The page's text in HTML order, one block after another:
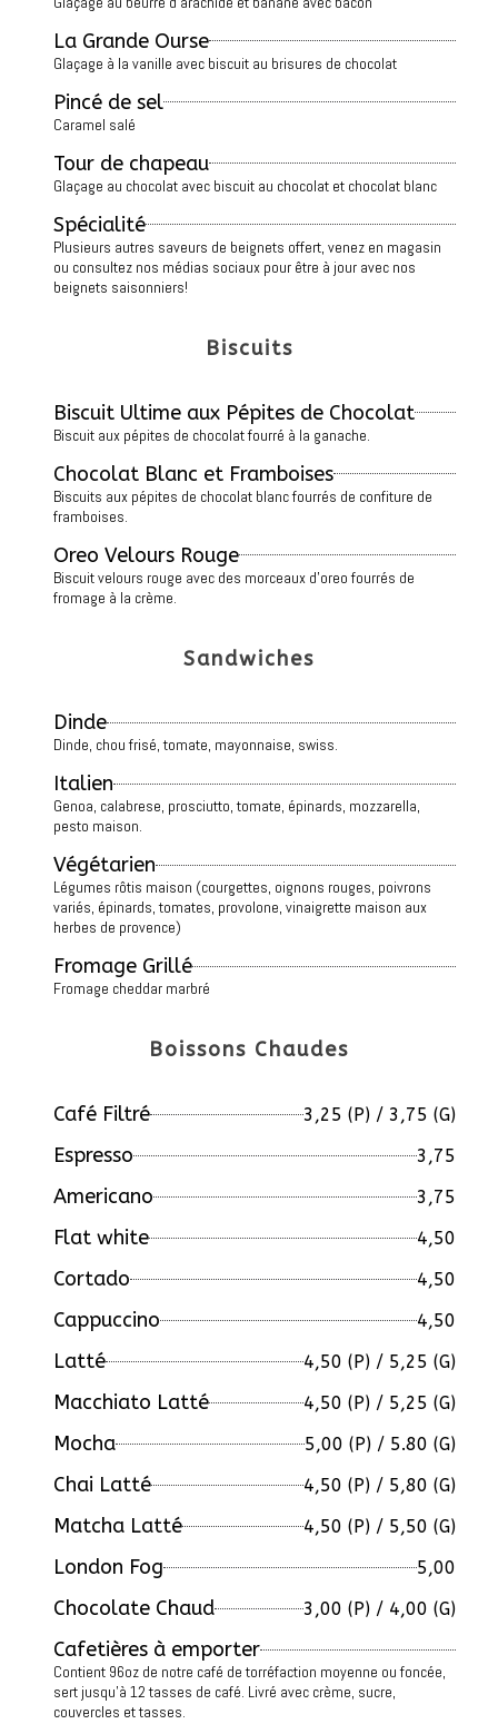
La Grande Ourse
Glaçage à la vanille avec biscuit au brisures de chocolat
Pincé de sel
Caramel salé
Tour de chapeau
Glaçage au chocolat avec biscuit au chocolat et chocolat blanc
Spécialité
Plusieurs autres saveurs de beignets offert, venez en magasin
ou consultez nos médias sociaux pour être à jour avec nos
beignets saisonniers!
Biscuits
Biscuit Ultime aux Pépites de Chocolat
Biscuit aux pépites de chocolat fourré à la ganache.
Chocolat Blanc et Framboises
Biscuits aux pépites de chocolat blanc fourrés de confiture de
framboises.
Oreo Velours Rouge
Biscuit velours rouge avec des morceaux d'oreo fourrés de
fromage à la crème.
Sandwiches
Dinde
Dinde, chou frisé, tomate, mayonnaise, swiss.
Italien
Genoa, calabrese, prosciutto, tomate, épinards, mozzarella,
pesto maison.
Végétarien
Légumes rôtis maison (courgettes, oignons rouges, poivrons
variés, épinards, tomates, provolone, vinaigrette maison aux
herbes de provence)
Fromage Grillé
Fromage cheddar marbré
Boissons Chaudes
Café Filtré 3,25 (P) / 3,75 (G)
Espresso 3,75
Americano 3,75
Flat white 4,50
Cortado 4,50
Cappuccino 4,50
Latté 4,50 (P) / 5,25 (G)
Macchiato Latté 4,50 (P) / 5,25 (G)
Mocha 5,00 (P) / 5.80 (G)
Chai Latté 4,50 (P) / 5,80 (G)
Matcha Latté 4,50 (P) / 5,50 (G)
London Fog 5,00
Chocolate Chaud 3,00 (P) / 4,00 (G)
Cafetières à emporter
Contient 96oz de notre café de torréfaction moyenne ou foncée,
sert jusqu'à 12 tasses de café. Livré avec crème, sucre,
couvercles et tasses.